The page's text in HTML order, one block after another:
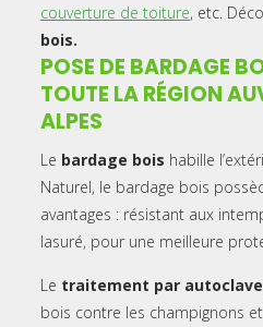
couverture de toiture, etc.
bois.
POSE DE BARDAGE
TOUTE LA RÉGION
ALPES
Le bardage bois habille
Naturel, le bardage bois
avantages : résistant aux
lasuré, pour une meilleure
Le traitement par autoclave
bois contre les champignons